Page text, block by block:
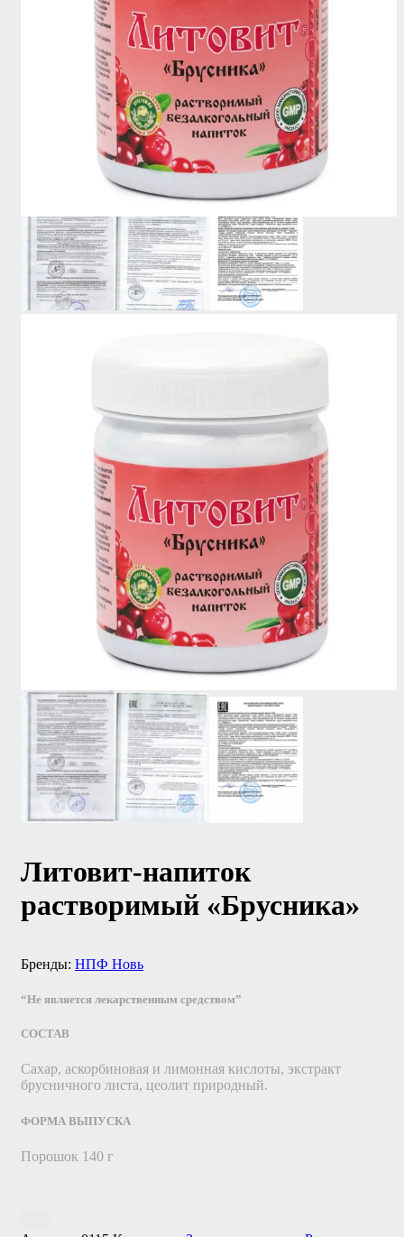
Литовит-напиток
растворимый «Брусника»
Бренды: НПФ Новь
“Не является лекарственным средством”
СОСТАВ
Сахар, аскорбиновая и лимонная кислоты, экстракт
брусничного листа, цеолит природный.
ФОРМА ВЫПУСКА
Порошок 140 г